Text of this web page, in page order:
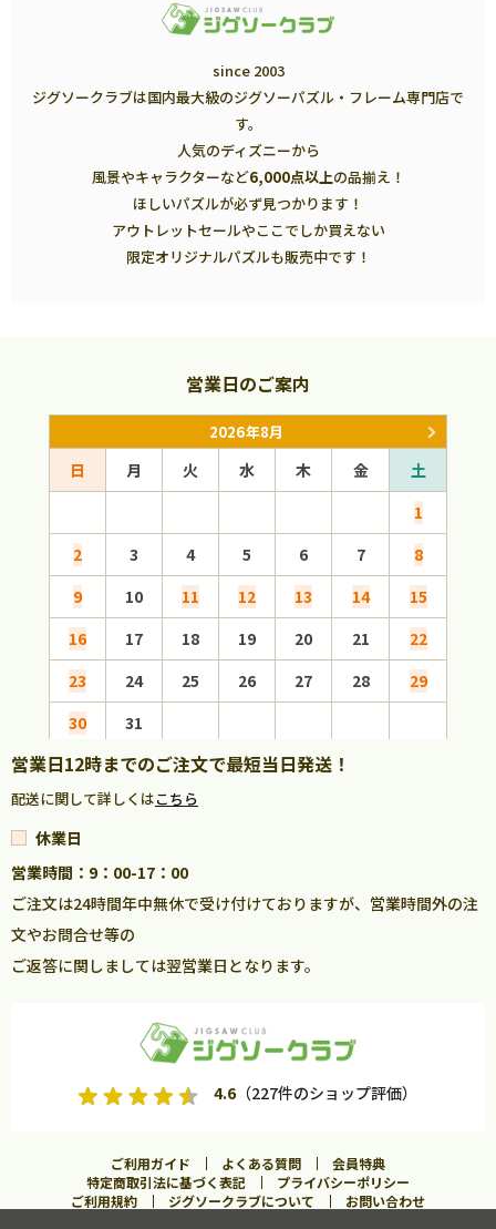
since 2003
ジグソークラブは国内最大級のジグソーパズル・フレーム専門店で
す。
人気のディズニーから
風景やキャラクターなど6,000点以上の品揃え！
ほしいパズルが必ず見つかります！
アウトレットセールやここでしか買えない
限定オリジナルパズルも販売中です！
営業日のご案内
2026年8月
日 月 火 水 木 金
土
1
2
3 4 5 6 7
8
9
10 11 12 13 14
15
16
17 18 19 20 21
22
23
24 25 26 27 28
29
30
31
営業日12時までのご注文で最短当日発送！
配送に関して詳しくはこちら
休業日
営業時間：9：00-17：00
ご注文は24時間年中無休で受け付けておりますが、営業時間外の注
文やお問合せ等の
ご返答に関しましては翌営業日となります。
4.6（227件のショップ評価）
ご利用ガイド よくある質問
会員特典
特定商取引法に基づく表記
プライバシーポリシー
ご利用規約
ジグソークラブについて お問い合わせ